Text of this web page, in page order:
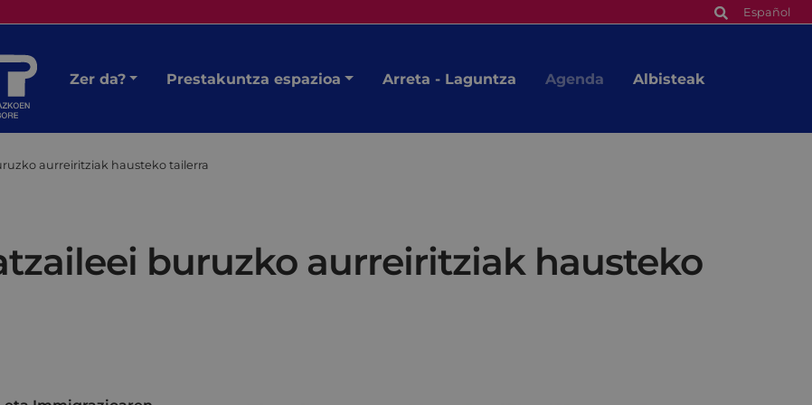
Español
Zer da? Prestakuntza espazioa Arreta - Laguntza Agenda Albisteak
aurreiritziak hausteko tailerra
buruzko aurreiritziak hausteko